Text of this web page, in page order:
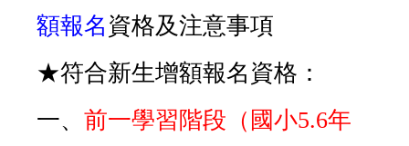
額報名 資格及注意事項
★符合新生增額報名資格：
一、 前一學習階段（國小5.6年